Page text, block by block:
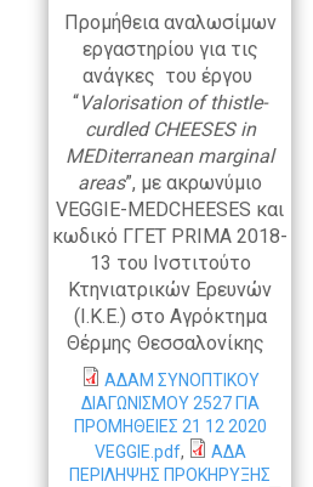
Προμήθεια αναλωσίμων
εργαστηρίου για τις
ανάγκες του έργου
“Valorisation of thistle-
curdled CHEESES in
MEDiterranean marginal
areas”, με ακρωνύμιο
VEGGIE-MEDCHEESES και
κωδικό ΓΓΕΤ PRIMA 2018-
13 του Ινστιτούτο
Κτηνιατρικών Ερευνών
(Ι.Κ.Ε.) στο Αγρόκτημα
Θέρμης Θεσσαλονίκης
ΑΔΑΜ ΣΥΝΟΠΤΙΚΟΥ
ΔΙΑΓΩΝΙΣΜΟΥ 2527 ΓΙΑ
ΠΡΟΜΗΘΕΙΕΣ 21 12 2020
VEGGIE.pdf,
ΑΔΑ
ΠΕΡΙΛΗΨΗΣ ΠΡΟΚΗΡΥΞΗΣ